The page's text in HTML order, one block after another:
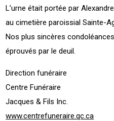
L’urne était portée par
au cimetière paroissial Sainte-
Nos plus sincères
éprouvés par le deuil.
Direction funéraire
Centre Funéraire
Jacques & Fils Inc.
www.centrefuneraire.qc.ca